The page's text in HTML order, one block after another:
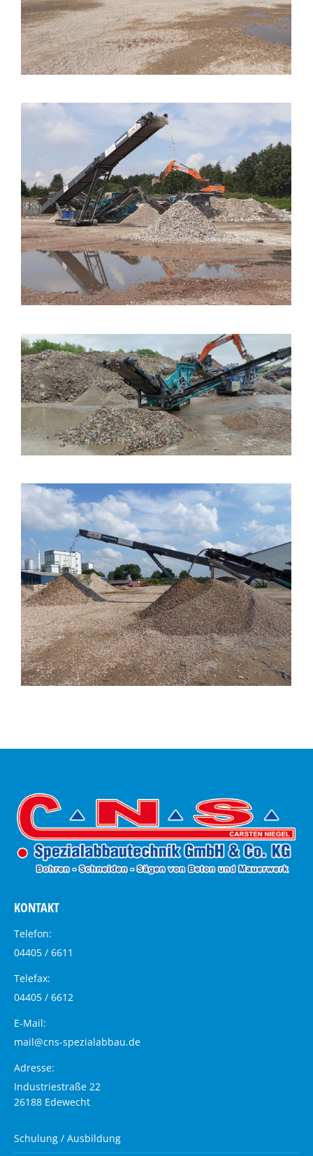
KONTAKT
Telefon:
04405 / 6611
Telefax:
04405 / 6612
E-Mail:
mail@cns-spezialabbau.de
Adresse:
Industriestraße 22
26188 Edewecht
Schulung / Ausbildung